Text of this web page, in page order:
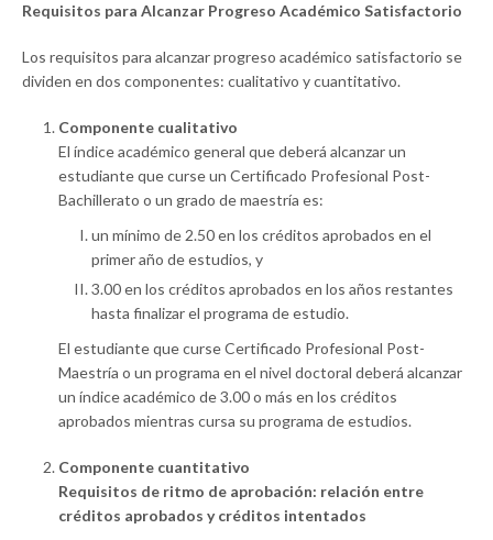
Requisitos para Alcanzar Progreso Académico Satisfactorio
Los requisitos para alcanzar progreso académico satisfactorio se
dividen en dos componentes: cualitativo y cuantitativo.
Componente cualitativo
El índice académico general que deberá alcanzar un
estudiante que curse un Certificado Profesional Post-
Bachillerato o un grado de maestría es:
un mínimo de 2.50 en los créditos aprobados en el
primer año de estudios, y
3.00 en los créditos aprobados en los años restantes
hasta finalizar el programa de estudio.
El estudiante que curse Certificado Profesional Post-
Maestría o un programa en el nivel doctoral deberá alcanzar
un índice académico de 3.00 o más en los créditos
aprobados mientras cursa su programa de estudios.
Componente cuantitativo
Requisitos de ritmo de aprobación: relación entre
créditos aprobados y créditos intentados